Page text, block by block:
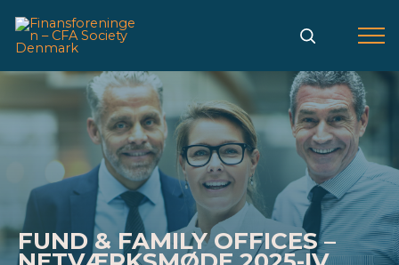
indholdet
FUND & FAMILY OFFICES –